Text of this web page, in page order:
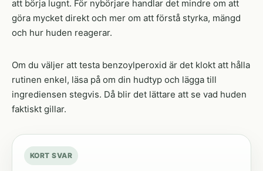
att börja lugnt. För nybörjare handlar det mindre om att
göra mycket direkt och mer om att förstå styrka, mängd
och hur huden reagerar.
Om du väljer att testa benzoylperoxid är det klokt att hålla
rutinen enkel, läsa på om din hudtyp och lägga till
ingrediensen stegvis. Då blir det lättare att se vad huden
faktiskt gillar.
KORT SVAR